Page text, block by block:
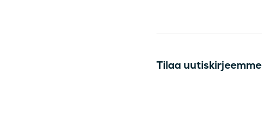
Tilaa uutiskirjeemme